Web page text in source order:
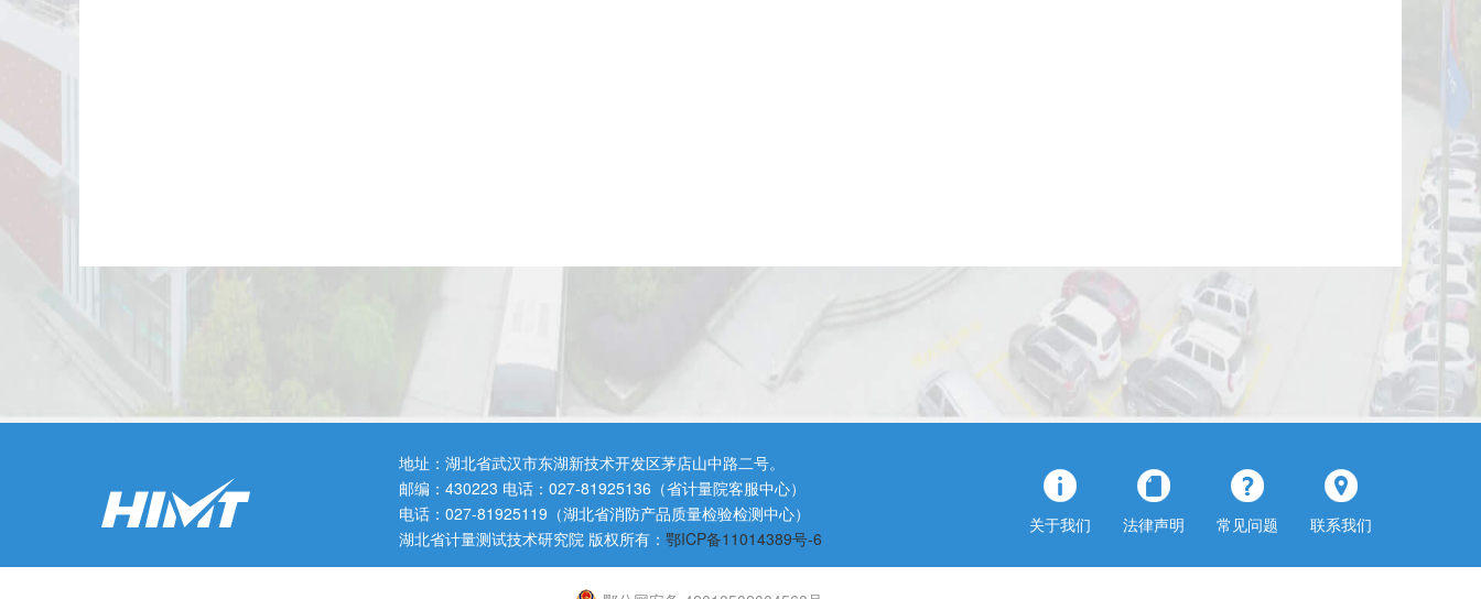
地址：湖北省武汉市东湖新技术开发区茅店山中路二号。
邮编：430223 电话：027-81925136（省计量院客服中心）
电话：027-81925119（湖北省消防产品质量检验检测中心）
湖北省计量测试技术研究院 版权所有： 鄂ICP备11014389号-6
关于我们 法律声明 常见问题 联系我们